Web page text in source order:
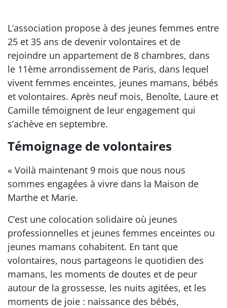
L’association propose à des jeunes femmes entre
25 et 35 ans de devenir volontaires et de
rejoindre un appartement de 8 chambres, dans
le 11ème arrondissement de Paris, dans lequel
vivent femmes enceintes, jeunes mamans, bébés
et volontaires. Après neuf mois, Benoîte, Laure et
Camille témoignent de leur engagement qui
s’achève en septembre.
Témoignage de volontaires
« Voilà maintenant 9 mois que nous nous
sommes engagées à vivre dans la Maison de
Marthe et Marie.
C’est une colocation solidaire où jeunes
professionnelles et jeunes femmes enceintes ou
jeunes mamans cohabitent. En tant que
volontaires, nous partageons le quotidien des
mamans, les moments de doutes et de peur
autour de la grossesse, les nuits agitées, et les
moments de joie : naissance des bébés,